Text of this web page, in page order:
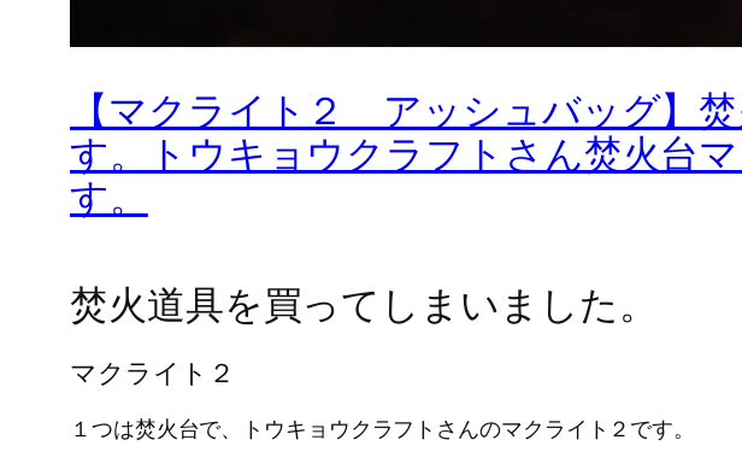
【マクライト２ アッシュバッグ】
す。トウキョウクラフトさん焚火台
す。
焚火道具を買ってしまいました。
マクライト２
１つは焚火台で、トウキョウクラフトさんのマクライト２です。